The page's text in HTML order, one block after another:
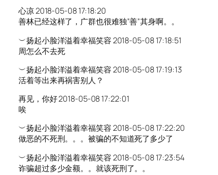
心凉 2018-05-08 17:18:20
善林已经这样了，广群也很难独”善”其身啊。。
︶扬起小脸洋溢着幸福笑容 2018-05-08 17:18:51
周怎么不去死
︶扬起小脸洋溢着幸福笑容 2018-05-08 17:19:13
活着等出来再祸害别人？
再见，你好 2018-05-08 17:22:01
唉
︶扬起小脸洋溢着幸福笑容 2018-05-08 17:22:20
做恶的不死刑。。。被骗的不知道死了多少了
︶扬起小脸洋溢着幸福笑容 2018-05-08 17:23:54
诈骗超过多少金额。。就该死刑了。。